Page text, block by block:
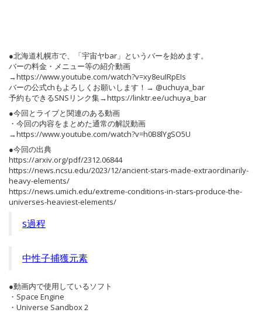
●北海道札幌市で、「宇宙ヤbar」というバーを始めます。
バーの料金・メニュー等の紹介動画
→https://www.youtube.com/watch?v=xy8euIRpEIs
バーの公式chもよろしくお願いします！→ @uchuya_bar
予約もできるSNSリンク集→https://linktr.ee/uchuya_bar
●今回とライブと関連のある動画
・今回の内容をまとめた通常の解説動画
→https://www.youtube.com/watch?v=h0B8lYgSO5U
●今回の出典
https://arxiv.org/pdf/2312.06844
https://news.ncsu.edu/2023/12/ancient-stars-made-extraordinarily-
heavy-elements/
https://news.umich.edu/extreme-conditions-in-stars-produce-the-
universes-heaviest-elements/
s過程
中性子捕獲元素
●動画内で使用しているソフト
・Space Engine
・Universe Sandbox 2